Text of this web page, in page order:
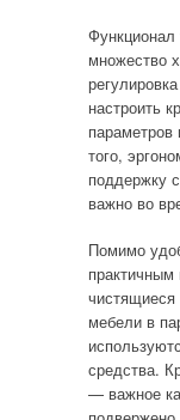
Функционал
множество
настроить
параметров
того,
поддержку
важно во
Помимо
мебели в
средства.
— важное